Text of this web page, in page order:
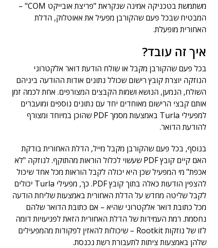
משתמשת בטכניקה אמינה שנקראת "פריצת אובייקט COM" –
המבטיח שבכל פעם שהקורבן מפעיל את אאוטלוק, הדלת
האחורית מופעלת.
איך זה עובד?
בכל פעם שהקורבן מקבל או שולח הודעת דואר אלקטרוני
הנוזקה יוצרת קובץ רישום שכולל נתונים אודות ההודעה ביניהם
השולח, הנמען, הנושא ושמות הקבצים המצורפים. אחת לכמה זמן
אותם קבצי הרישום מאוחדים יחד עם נתונים נוספים ומועברים
למפעילי Turla באמצעות מסמך PDF שהוכן במיוחד ומצורף
להודעת הדואר.
בנוסף, בכל פעם שהקורבן מקבל מייל, הדלת האחורית בודקת
האם קיים קובץ PDF שעשוי לכלול הוראות מהתוקף. לנוזקה "לא
אכפת" מי המפעיל שכן היא יכולה לקבל הוראות מכל אחד שיכול
להצפין הודעות כאלה בתוך קובץ PDF. כך, מפעילי Turla יכולים
לקבל שליטה מחדש על הדלת האחורית באמצעות שליחת הודעה
מכל כתובת דואר אלקטרוני שהיא – אם כתובת הדואר שלהם
נחסמת. רמת העמידות של הדלת האחורית הזאת לפגיעויות דומה
לזו של נוזקות Rootkit – שיכולות להאזין לפקודות מהמפעילים
שלהן באמצעות ציתות לתעבורת רשת נכנסת.